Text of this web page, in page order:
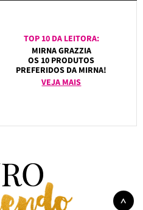
TOP 10 DA LEITORA:
MIRNA GRAZZIA
OS 10 PRODUTOS
PREFERIDOS DA MIRNA!
VEJA MAIS